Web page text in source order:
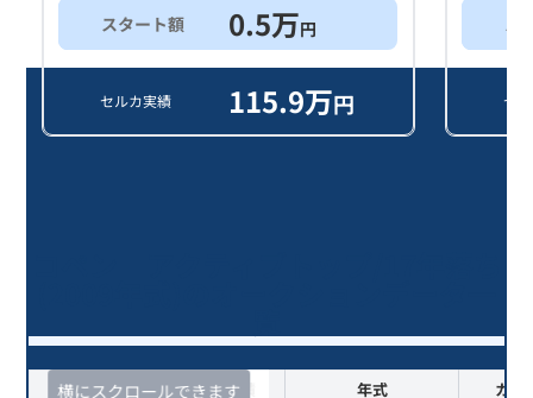
スタート額 0.5万円
セルカ実績 115.9万円 セ
横にスクロールできます
査定時期 セルカ実績 年式 カラ